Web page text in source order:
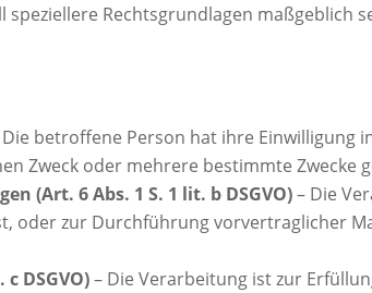
Rechtsgrundlagen maßgeblich
Die betroffene Person hat ihre Einwilligung
Zweck oder mehrere bestimmte Zwecke
(Art. 6 Abs. 1 S. 1 lit. b DSGVO)– Die
oder zur Durchführung vorvertraglicher
DSGVO)– Die Verarbeitung ist zur